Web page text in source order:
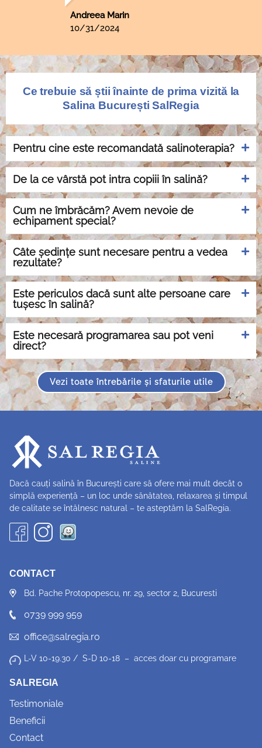
citit, precum și cele de colorat, scaunele
perfecte pentru relaxare, muzica ambientală,
toate acestea creează o atmosferă foarte
pentru un adult, un copil de 5 ani și un copil de
1 an, pentru 60 minute petrecute în salină. Vă
Andreea Marin
10/31/2024
Ce trebuie să știi înainte de prima vizită la
Salina București SalRegia
Pentru cine este recomandată salinoterapia?
De la ce vârstă pot intra copiii în salină?
Cum ne îmbrăcăm? Avem nevoie de
echipament special?
Câte ședințe sunt necesare pentru a vedea
rezultate?
Este periculos dacă sunt alte persoane care
tușesc în salină?
Este necesară programarea sau pot veni
direct?
Vezi toate întrebările și sfaturile utile
Dacă cauți salină în București care să ofere mai mult decât o
simplă experiență – un loc unde sănătatea, relaxarea și timpul
de calitate se întălnesc natural – te asteptăm la SalRegia.
CONTACT
Bd. Pache Protopopescu, nr. 29, sector 2, Bucuresti
0739 999 959
office@salregia.ro
L-V 10-19.30 / S-D 10-18 – acces doar cu programare
SALREGIA
Testimoniale
Beneficii
Contact